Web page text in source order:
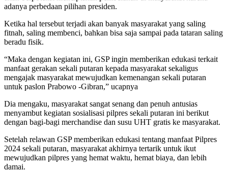
adanya perbedaan pilihan presiden.
Ketika hal tersebut terjadi akan banyak masyarakat yang saling
fitnah, saling membenci, bahkan bisa saja sampai pada tataran saling
beradu fisik.
“Maka dengan kegiatan ini, GSP ingin memberikan edukasi terkait
manfaat gerakan sekali putaran kepada masyarakat sekaligus
mengajak masyarakat mewujudkan kemenangan sekali putaran
untuk paslon Prabowo -Gibran,” ucapnya
Dia mengaku, masyarakat sangat senang dan penuh antusias
menyambut kegiatan sosialisasi pilpres sekali putaran ini berikut
dengan bagi-bagi merchandise dan susu UHT gratis ke masyarakat.
Setelah relawan GSP memberikan edukasi tentang manfaat Pilpres
2024 sekali putaran, masyarakat akhirnya tertarik untuk ikut
mewujudkan pilpres yang hemat waktu, hemat biaya, dan lebih
damai.